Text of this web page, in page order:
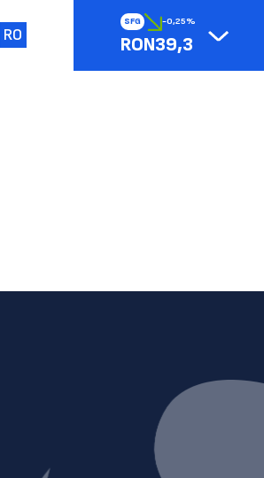
SFG -0,25%
RON39,3
RO